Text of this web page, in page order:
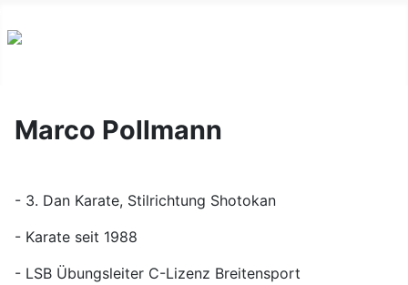
Marco Pollmann
- 3. Dan Karate, Stilrichtung Shotokan
- Karate seit 1988
- LSB Übungsleiter C-Lizenz Breitensport